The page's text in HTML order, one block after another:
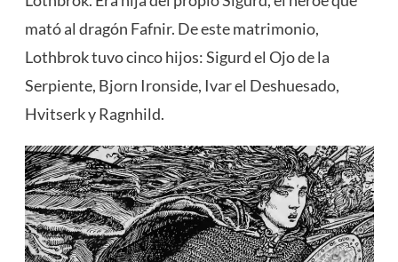
mató al dragón Fafnir. De este matrimonio,
Lothbrok tuvo cinco hijos: Sigurd el Ojo de la
Serpiente, Bjorn Ironside, Ivar el Deshuesado,
Hvitserk y Ragnhild.